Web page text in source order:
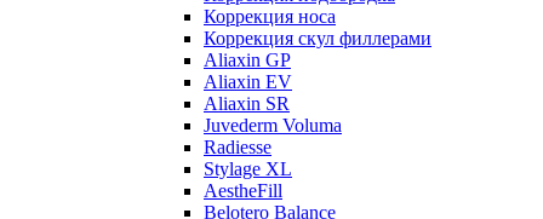
Коррекция носа
Коррекция скул филлерами
Aliaxin GP
Aliaxin EV
Aliaxin SR
Juvederm Voluma
Radiesse
Stylage XL
AestheFill
Belotero Balance